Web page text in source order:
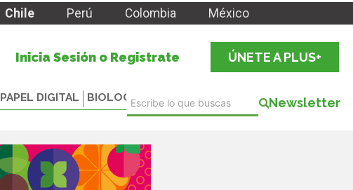
Chile Perú Colombia México
Inicia Sesión o Registrate ÚNETE A PLUS+
PAPEL DIGITAL BIOLOGICALS Newsletter